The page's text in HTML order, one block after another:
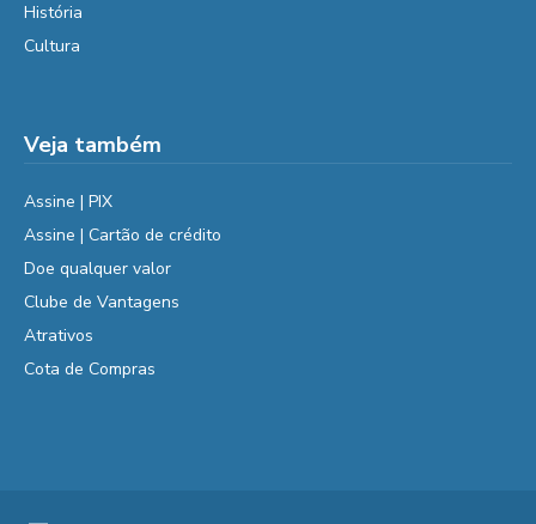
História
Cultura
Veja também
Assine | PIX
Assine | Cartão de crédito
Doe qualquer valor
Clube de Vantagens
Atrativos
Cota de Compras